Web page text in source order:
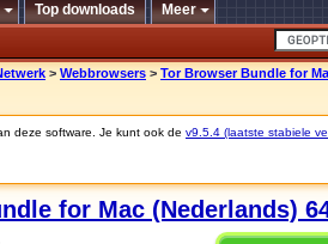
Top downloads Meer
> Webbrowsers > Tor Browser Bundle for
deze software. Je kunt ook de v9.5.4 (laatste stabiele
for Mac (Nederlands)